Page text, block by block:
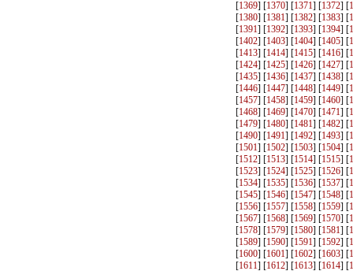
[1369] [1370] [1371] [1372] [
[1380] [1381] [1382] [1383] [
[1391] [1392] [1393] [1394] [
[1402] [1403] [1404] [1405] [
[1413] [1414] [1415] [1416] [
[1424] [1425] [1426] [1427] [
[1435] [1436] [1437] [1438] [
[1446] [1447] [1448] [1449] [
[1457] [1458] [1459] [1460] [
[1468] [1469] [1470] [1471] [
[1479] [1480] [1481] [1482] [
[1490] [1491] [1492] [1493] [
[1501] [1502] [1503] [1504] [
[1512] [1513] [1514] [1515] [
[1523] [1524] [1525] [1526] [
[1534] [1535] [1536] [1537] [
[1545] [1546] [1547] [1548] [
[1556] [1557] [1558] [1559] [
[1567] [1568] [1569] [1570] [
[1578] [1579] [1580] [1581] [
[1589] [1590] [1591] [1592] [
[1600] [1601] [1602] [1603] [
[1611] [1612] [1613] [1614] [